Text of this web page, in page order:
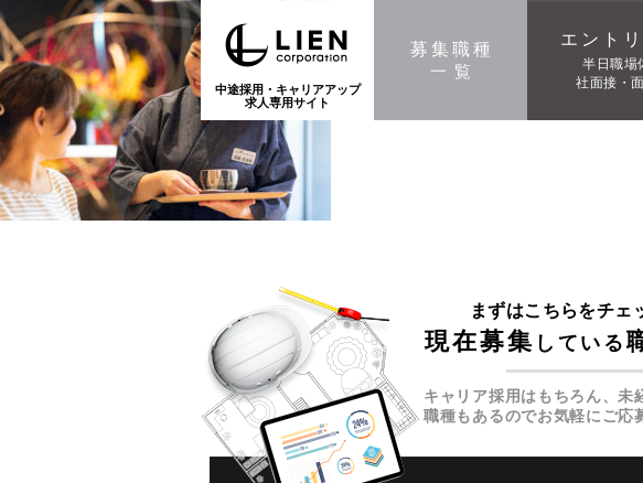
中途採用・キャリアアップ
求人専用サイト
募集職種
一覧
エント
半日職場
社面接・
まずはこちらをチェ
現在募集 している
キャリア採用はもちろん、未
職種もあるのでお気軽にご応